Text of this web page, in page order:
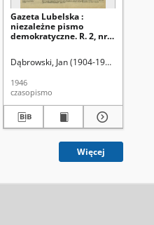
Gazeta Lubelska :
niezależne pismo
demokratyczne. R. 2, nr
Dąbrowski, Jan (1904-1964). Red
1946
czasopismo
Więcej